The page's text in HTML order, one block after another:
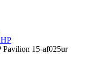
Pavilion 15-af025ur